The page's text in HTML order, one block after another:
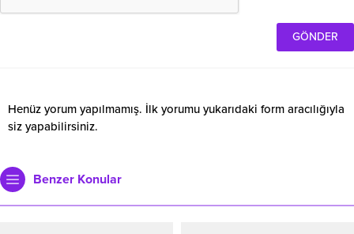
Henüz yorum yapılmamış. İlk yorumu yukarıdaki form aracılığıyla
siz yapabilirsiniz.
Benzer Konular